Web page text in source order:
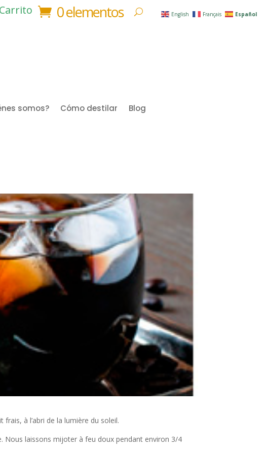
Carrito 0 elementos
somos? Cómo destilar Blog
à l’abri de la lumière du soleil.
Nous laissons mijoter à feu doux pendant environ 3/4
English Français Español